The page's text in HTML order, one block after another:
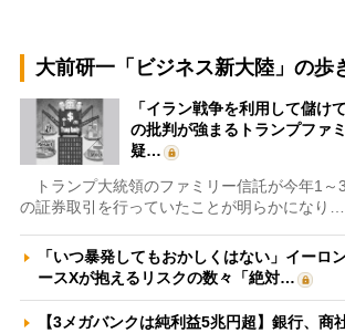
大前研一「ビジネス新大陸」の歩
「イラン戦争を利用して儲け
の批判が強まるトランプファ
疑…
トランプ大統領のファミリー信託が今年1～
の証券取引を行っていたことが明らかになり…
「いつ暴発してもおかしくはない」イーロ
ースXが抱えるリスクの数々「絶対…
【3メガバンクは純利益5兆円超】銀行、商